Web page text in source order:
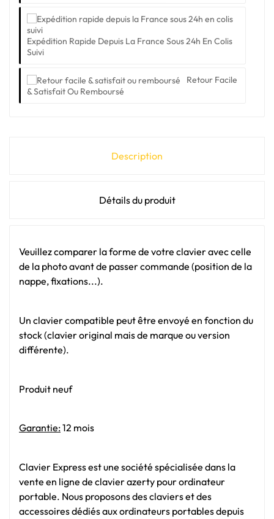
Expédition Rapide Depuis La France Sous 24h En Colis
Suivi
Retour Facile
& Satisfait Ou Remboursé
Description
Détails du produit
Veuillez comparer la forme de votre clavier avec celle
de la photo avant de passer commande (position de la
nappe, fixations...).
Un clavier compatible peut être envoyé en fonction du
stock (clavier original mais de marque ou version
différente).
Produit neuf
Garantie:12 mois
Clavier Express est une société spécialisée dans la
vente en ligne de clavier azerty pour ordinateur
portable. Nous proposons des claviers et des
accessoires dédiés aux ordinateurs portables depuis